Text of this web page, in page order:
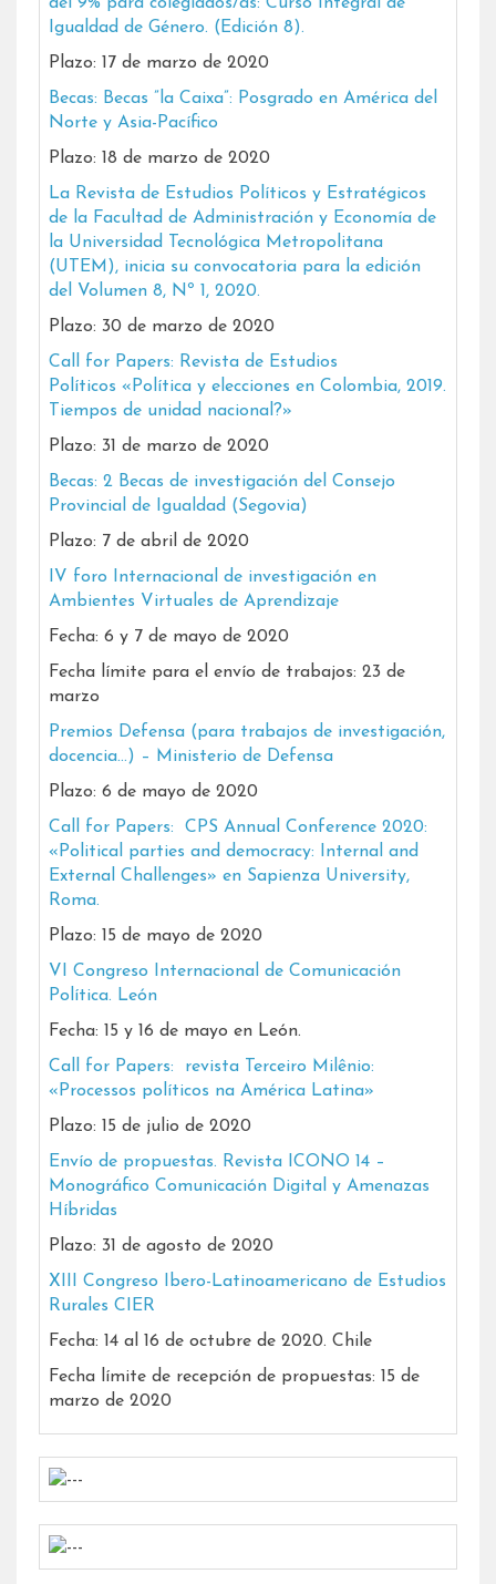
Igualdad de Género. (Edición 8).
Plazo: 17 de marzo de 2020
Becas: Becas ”la Caixa”: Posgrado en América del
Norte y Asia-Pacífico
Plazo: 18 de marzo de 2020
La Revista de Estudios Políticos y Estratégicos
de la Facultad de Administración y Economía de
la Universidad Tecnológica Metropolitana
(UTEM), inicia su convocatoria para la edición
del Volumen 8, Nº 1, 2020.
Plazo: 30 de marzo de 2020
Call for Papers: Revista de Estudios
Políticos «Política y elecciones en Colombia, 2019.
Tiempos de unidad nacional?»
Plazo: 31 de marzo de 2020
Becas: 2 Becas de investigación del Consejo
Provincial de Igualdad (Segovia)
Plazo: 7 de abril de 2020
IV foro Internacional de investigación en
Ambientes Virtuales de Aprendizaje
Fecha: 6 y 7 de mayo de 2020
Fecha límite para el envío de trabajos: 23 de
marzo
Premios Defensa (para trabajos de investigación,
docencia…) – Ministerio de Defensa
Plazo: 6 de mayo de 2020
Call for Papers: CPS Annual Conference 2020:
«Political parties and democracy: Internal and
External Challenges» en Sapienza University,
Roma.
Plazo: 15 de mayo de 2020
VI Congreso Internacional de Comunicación
Política. León
Fecha: 15 y 16 de mayo en León.
Call for Papers: revista Terceiro Milênio:
«Processos políticos na América Latina»
Plazo: 15 de julio de 2020
Envío de propuestas. Revista ICONO 14 –
Monográfico Comunicación Digital y Amenazas
Híbridas
Plazo: 31 de agosto de 2020
XIII Congreso Ibero-Latinoamericano de Estudios
Rurales CIER
Fecha: 14 al 16 de octubre de 2020. Chile
Fecha límite de recepción de propuestas: 15 de
marzo de 2020